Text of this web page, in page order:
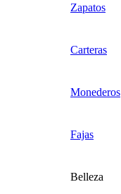
Zapatos
Carteras
Monederos
Fajas
Belleza